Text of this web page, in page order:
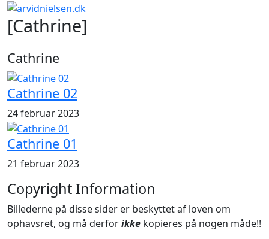
[Cathrine]
Cathrine
Cathrine 02
24 februar 2023
Cathrine 01
21 februar 2023
Copyright Information
Billederne på disse sider er beskyttet af loven om
ophavsret, og må derforikke kopieres på nogen måde!!